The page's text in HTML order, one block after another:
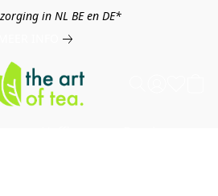
in NL BE en DE*